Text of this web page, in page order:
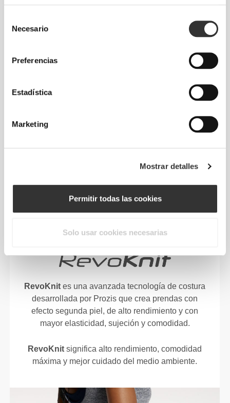
Necesario
Preferencias
Estadística
Marketing
Mostrar detalles
Permitir todas las cookies
Solo usar cookies necesarias
MUCHO MÁS DE LO QUE
de secado rápido para proporcionarte ligereza,
frescor y más comodidad mientras corres o
PRENDA CONFECCIONADA
REVOKNIT
RevoKnit es una avanzada tecnología de costura
desarrollada por Prozis que crea prendas con
efecto segunda piel, de alto rendimiento y con
mayor elasticidad, sujeción y comodidad.
RevoKnit significa alto rendimiento, comodidad
máxima y mejor cuidado del medio ambiente.